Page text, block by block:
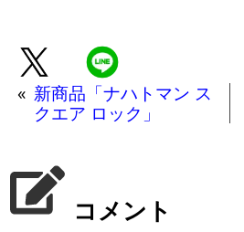
« 新商品「ナハトマン ス
クエア ロック」
コメント